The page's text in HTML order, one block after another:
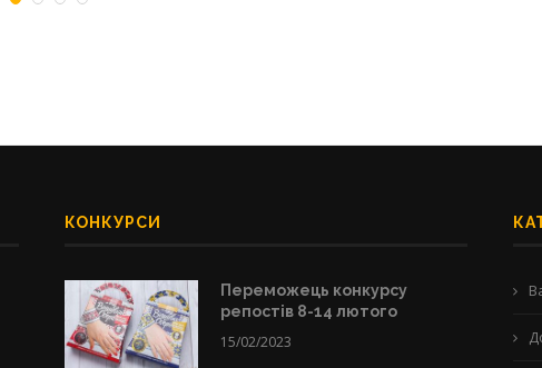
КОНКУРСИ
Переможець конкурсу
репостів 8-14 лютого
15/02/2023